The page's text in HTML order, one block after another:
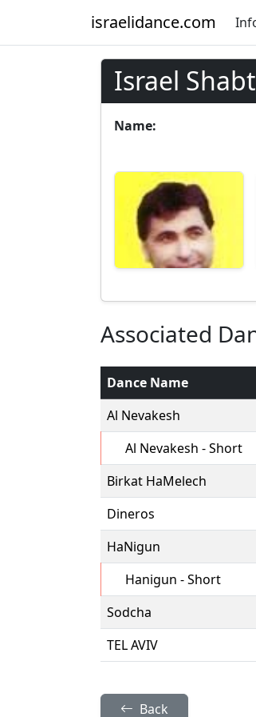
israelidance.com
Israel
Name:
Associated
Dance Name
Al Nevakesh
Al Nevakesh - Short
Birkat HaMelech
Dineros
HaNigun
Hanigun - Short
Sodcha
TEL AVIV
Back